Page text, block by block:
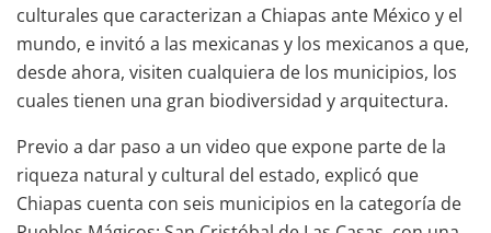
culturales que caracterizan a Chiapas ante México y el
mundo, e invitó a las mexicanas y los mexicanos a que,
desde ahora, visiten cualquiera de los municipios, los
cuales tienen una gran biodiversidad y arquitectura.
Previo a dar paso a un video que expone parte de la
riqueza natural y cultural del estado, explicó que
Chiapas cuenta con seis municipios en la categoría de